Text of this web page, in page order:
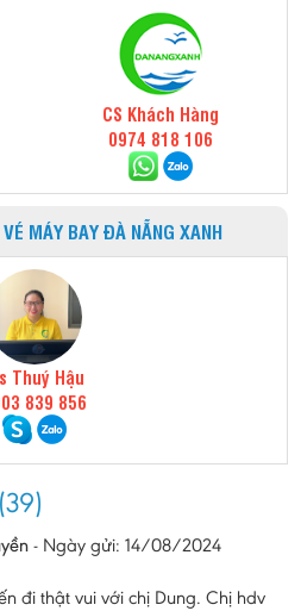
CS Khách Hàng
0974 818 106
MÁY BAY ĐÀ NẴNG XANH
Thuý Hậu
839 856
- Ngày gửi: 14/08/2024
đi thật vui với chị Dung. Chị hdv